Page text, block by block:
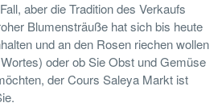
aber die Tradition des Verkaufs
Blumensträuße hat sich bis heute
und an den Rosen riechen wollen
oder ob Sie Obst und Gemüse
der Cours Saleya Markt ist